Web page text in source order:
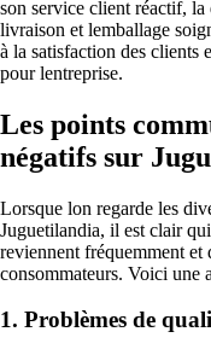
son service client réactif,
livraison et lemballage
à la satisfaction des clients
pour lentreprise.
Les points
négatifs sur
Lorsque lon regarde les
Juguetilandia, il est clair
reviennent fréquemment et
consommateurs. Voici une
1. Problèmes de